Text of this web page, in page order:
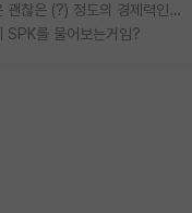
박사진학하기에 2억은 괜찮은 (?) 정도의 경제력인가요
SPK를 물어보는거임?